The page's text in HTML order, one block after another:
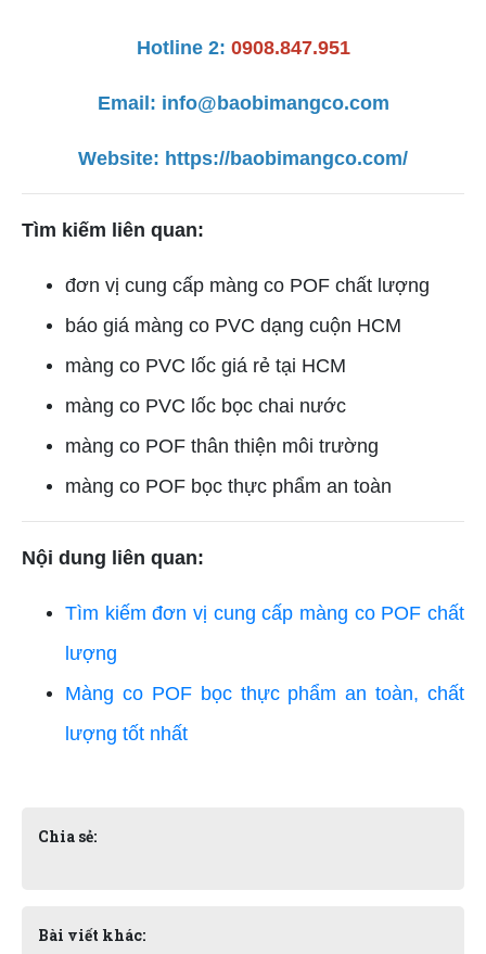
Hotline 2: 0908.847.951
Email: info@baobimangco.com
Website: https://baobimangco.com/
Tìm kiếm liên quan:
đơn vị cung cấp màng co POF chất lượng
báo giá màng co PVC dạng cuộn HCM
màng co PVC lốc giá rẻ tại HCM
màng co PVC lốc bọc chai nước
màng co POF thân thiện môi trường
màng co POF bọc thực phẩm an toàn
Nội dung liên quan:
Tìm kiếm đơn vị cung cấp màng co POF chất
lượng
Màng co POF bọc thực phẩm an toàn, chất
lượng tốt nhất
Chia sẻ:
Bài viết khác: